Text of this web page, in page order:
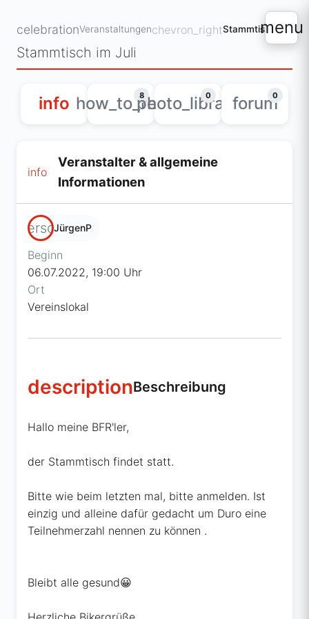
menu
celebrationVeranstaltungenchevron_rightStammtisch im Juli
Stammtisch im Juli
info how_to_reg
8
photo_library
0 forum
0
info
Veranstalter & allgemeine
Informationen
personJürgenP
Beginn
06.07.2022, 19:00 Uhr
Ort
Vereinslokal
descriptionBeschreibung
Hallo meine BFR'ler,
der Stammtisch findet statt.
Bitte wie beim letzten mal, bitte anmelden. Ist
einzig und alleine dafür gedacht um Duro eine
Teilnehmerzahl nennen zu können .
Bleibt alle gesund😀